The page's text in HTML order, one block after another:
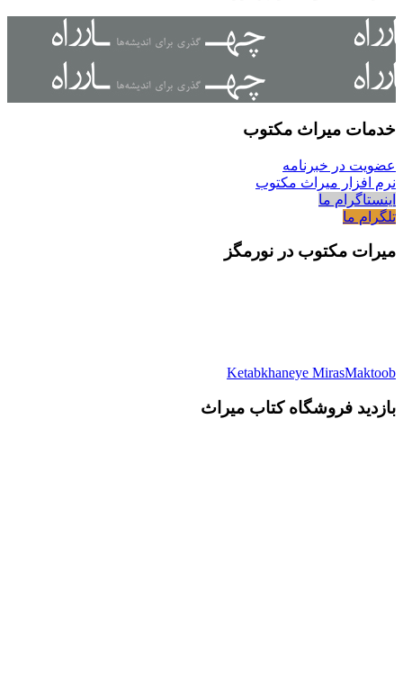
خدمات میراث مکتوب
عضویت در خبرنامه
نرم افزار میراث مکتوب
اینستاگرام ما
تلگرام ما
میرات مکتوب در نورمگز
Ketabkhaneye MirasMaktoob
بازدید فروشگاه کتاب میراث